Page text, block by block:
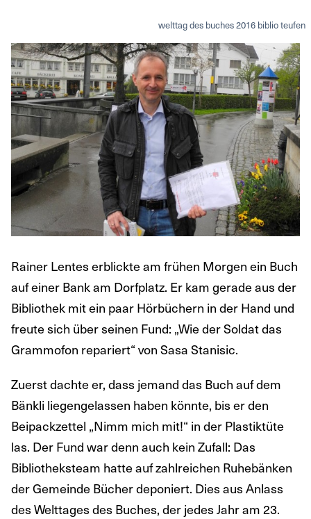
welttag des buches 2016 biblio teufen
Rainer Lentes erblickte am frühen Morgen ein Buch
auf einer Bank am Dorfplatz. Er kam gerade aus der
Bibliothek mit ein paar Hörbüchern in der Hand und
freute sich über seinen Fund: „Wie der Soldat das
Grammofon repariert“ von Sasa Stanisic.
Zuerst dachte er, dass jemand das Buch auf dem
Bänkli liegengelassen haben könnte, bis er den
Beipackzettel „Nimm mich mit!“ in der Plastiktüte
las. Der Fund war denn auch kein Zufall: Das
Bibliotheksteam hatte auf zahlreichen Ruhebänken
der Gemeinde Bücher deponiert. Dies aus Anlass
des Welttages des Buches, der jedes Jahr am 23.